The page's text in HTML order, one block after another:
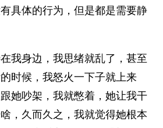
具体的行为，但是都是需要静
我身边，我思绪就乱了，甚至
时候，我怒火一下子就上来
她吵架，我就憋着，她让我干
，久而久之，我就觉得她根本